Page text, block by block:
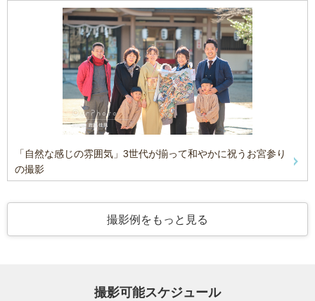
「自然な感じの雰囲気」3世代が揃って和やかに祝うお宮参り
の撮影
撮影例をもっと見る
撮影可能スケジュール